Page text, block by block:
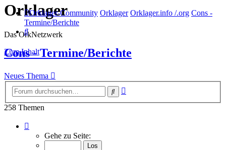
Orklager
Das OrkNetzwerk
Zum Inhalt
Orklager-Community Orklager Orklager.info /.org Cons -
Termine/Berichte
Suche
Cons - Termine/Berichte
Neues Thema
Suche
258 Themen
von
Gehe zu Seite: